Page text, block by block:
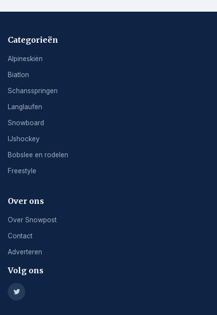
Categorieën
Alpineskiën
Biatlon
Schansspringen
Langlaufen
Snowboard
IJshockey
Bobslee en rodelen
Freestyle
Over ons
Over Snowpost
Contact
Adverteren
Volg ons